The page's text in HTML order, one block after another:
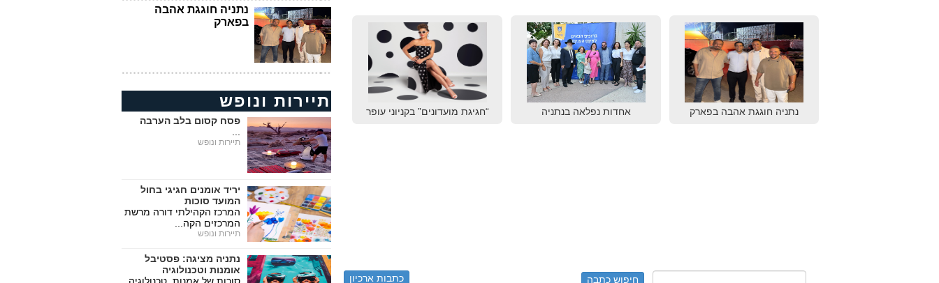
נתניה חוגגת אהבה בפארק אחדות נפלאה בנתניה “חגיגת מועדונים” בקניוני עופר
כתבות ארכיון
נתניה חוגגת אהבה
בפארק
תיירות ונופש
פסח קסום בלב הערבה
תיירות ונופש
יריד אומנים חגיגי בחול
המועד סוכות
המרכז הקהילתי דורה מרשת
המרכזים הקה...
תיירות ונופש
נתניה מציגה: פסטיבל
אומנות וטכנולוגיה